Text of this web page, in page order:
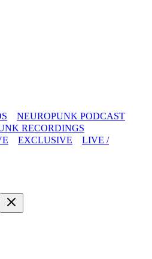
NEUROPUNK PODCAST
RECORDINGS
EXCLUSIVE
LIVE /